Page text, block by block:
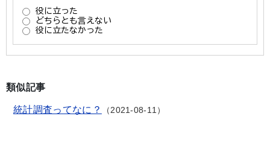
類似記事
統計調査ってなに？ 2021-08-11